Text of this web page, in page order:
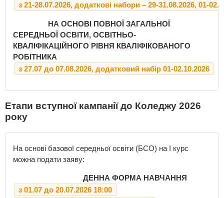
з 21-28.07.2026, додаткові набори – 29-31.08.2026, 01-
НА ОСНОВІ ПОВНОЇ ЗАГАЛЬНОЇ
СЕРЕДНЬОЇ ОСВІТИ, ОСВІТНЬО-
КВАЛІФІКАЦІЙНОГО РІВНЯ КВАЛІФІКОВАНОГО
РОБІТНИКА
з 27.07 до 07.08.2026, додатковий набір 01-02.10.2026
Етапи вступної кампанії до Коледжу 2026
року
На основі базової середньої освіти (БСО) на І курс
можна подати заяву:
ДЕННА ФОРМА НАВЧАННЯ
з 01.07 до 20.07.2026 18:00